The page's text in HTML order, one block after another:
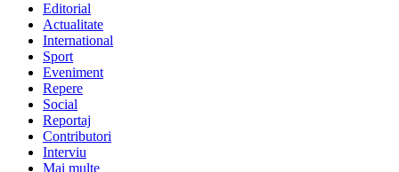
Editorial
Actualitate
International
Sport
Eveniment
Repere
Social
Reportaj
Contributori
Interviu
Mai multe